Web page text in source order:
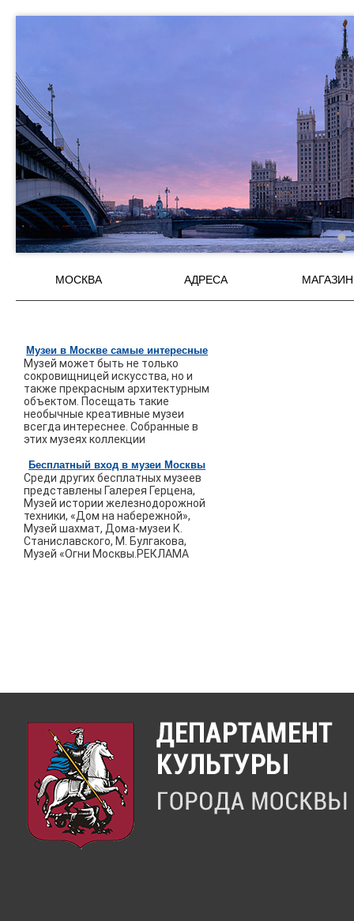
МОСКВА АДРЕСА
Музеи в Москве самые интересные
Музей может быть не только
сокровищницей искусства, но и
также прекрасным архитектурным
объектом. Посещать такие
необычные креативные музеи
всегда интереснее. Собранные в
этих музеях коллекции
Бесплатный вход в музеи Москвы
Среди других бесплатных музеев
представлены Галерея Герцена,
Музей истории железнодорожной
техники, «Дом на набережной»,
Музей шахмат, Дома-музеи К.
Станиславского, М. Булгакова,
Музей «Огни Москвы.РЕКЛАМА